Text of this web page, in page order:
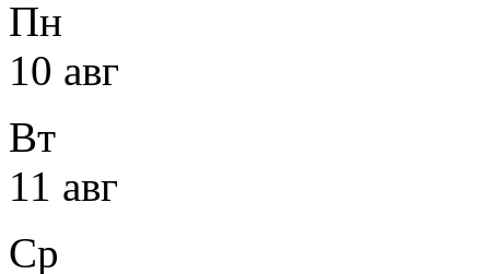
Пн
10 авг
Вт
11 авг
Ср